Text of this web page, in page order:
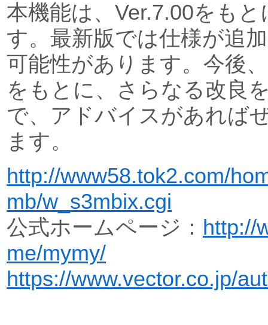
本機能は、Ver.7.00をも
す。最新版では仕様が追
可能性があります。今後
をもとに、さらなる改良
で、アドバイスがあれば
ます。
http://www58.tok2.com/
mb/w_s3mbix.cgi
公式ホームページ： http://
me/mymy/
https://www.vector.co.jp/